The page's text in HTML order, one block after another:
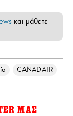
και μάθετε
CANADAIR
ΜΑΣ